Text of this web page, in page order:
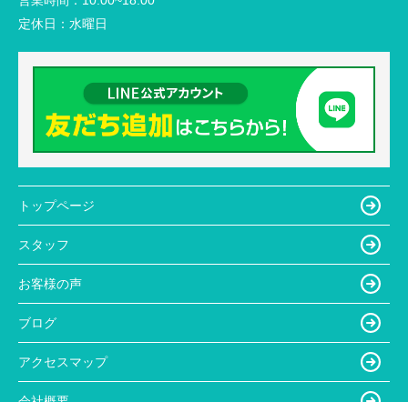
定休日： 水曜日
トップページ
スタッフ
お客様の声
ブログ
アクセスマップ